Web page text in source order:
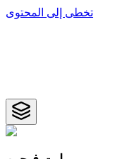
تخطى إلى المحتوى